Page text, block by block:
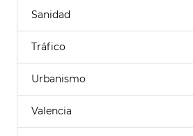
Sanidad
Tráfico
Urbanismo
Valencia